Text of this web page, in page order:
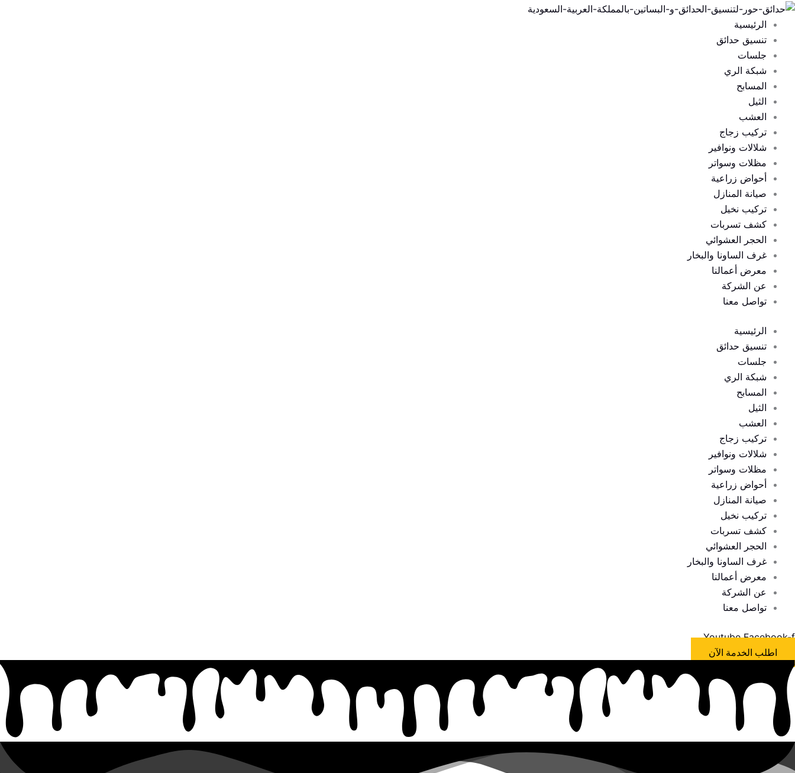
تخطي
المحتوى
الرئيسية
تنسيق حدائق
جلسات
شبكة الري
المسابح
الثيل
العشب
تركيب زجاج
شلالات ونوافير
مظلات وسواتر
أحواض زراعية
صيانة المنازل
تركيب نخيل
كشف تسربات
الحجر العشوائي
غرف الساونا والبخار
معرض أعمالنا
عن الشركة
تواصل معنا
الرئيسية
تنسيق حدائق
جلسات
شبكة الري
المسابح
الثيل
العشب
تركيب زجاج
شلالات ونوافير
مظلات وسواتر
أحواض زراعية
صيانة المنازل
تركيب نخيل
كشف تسربات
الحجر العشوائي
غرف الساونا والبخار
معرض أعمالنا
عن الشركة
تواصل معنا
Youtube Facebook-f
اطلب الخدمة الآن